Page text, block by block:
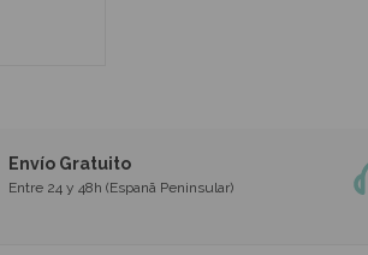
Envío Gratuito
Entre 24 y 48h (Espanã Peninsular)